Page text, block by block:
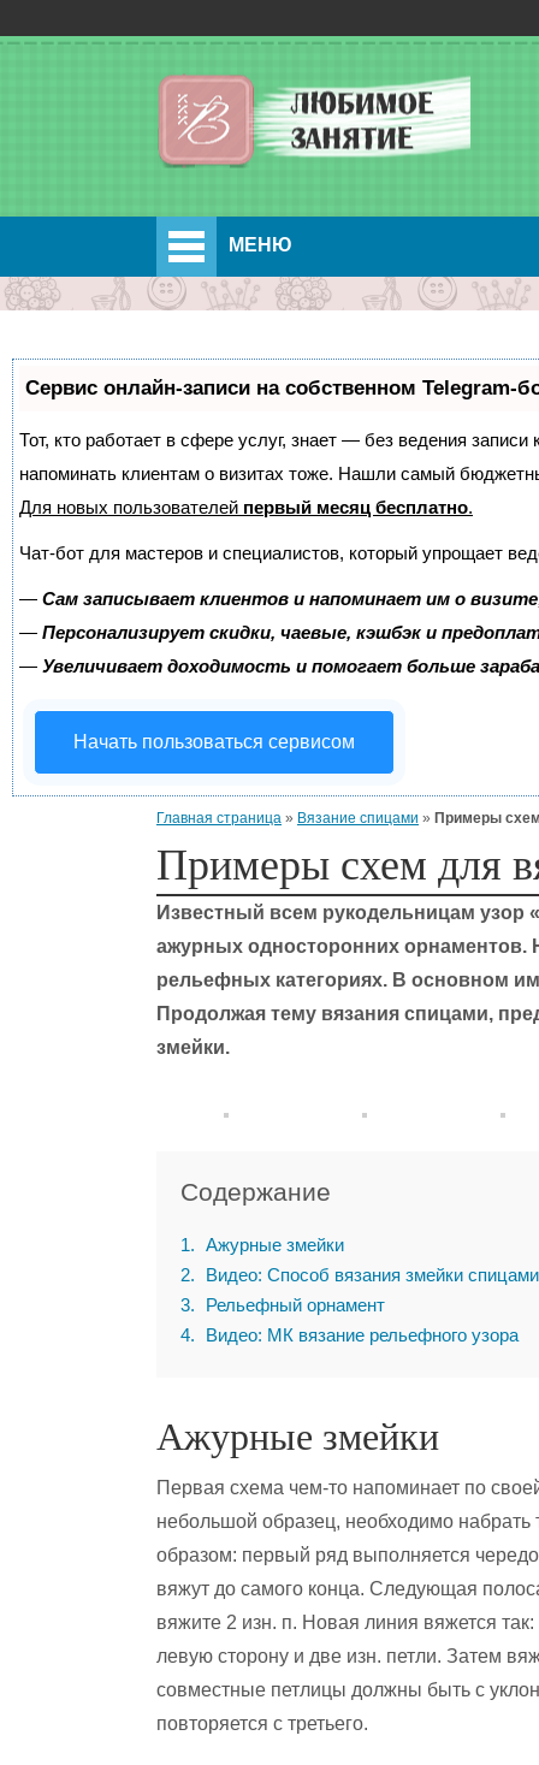
МЕНЮ
Сервис онлайн-записи на собственном Telegram-
Тот, кто работает в сфере услуг, знает — без ведения
напоминать клиентам о визитах тоже. Нашли самый
Для новых пользователей первый месяц бесплатно.
Чат-бот для мастеров и специалистов, который упрощает
— Сам записывает клиентов и напоминает им о
— Персонализирует скидки, чаевые, кэшбэк и
— Увеличивает доходимость и помогает больше
Начать пользоваться сервисом
Главная страница » Вязание спицами » Примеры
Примеры схем для
Известный всем рукодельницам узор
ажурных односторонних орнаментов.
рельефных категориях. В основном
Продолжая тему вязания спицами,
змейки.
Содержание
1
Ажурные змейки
2
Видео: Способ вязания змейки спицами
3
Рельефный орнамент
4
Видео: МК вязание рельефного узора
Ажурные змейки
Первая схема чем-то напоминает по
небольшой образец, необходимо набрать
образом: первый ряд выполняется
вяжут до самого конца. Следующая
вяжите 2 изн. п. Новая линия вяжется
левую сторону и две изн. петли. Затем
совместные петлицы должны быть с
повторяется с третьего.